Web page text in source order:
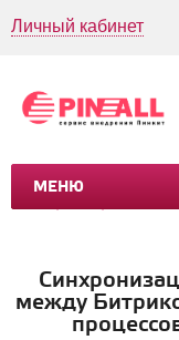
Личный кабинет
МЕНЮ
CRM CMS
между